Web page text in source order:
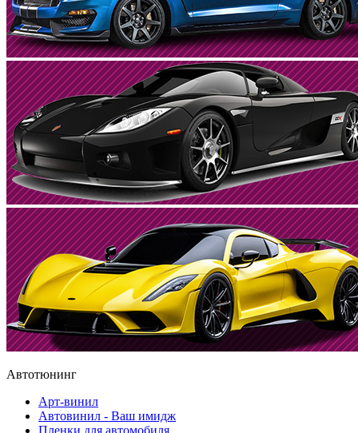
Автотюнинг
Арт-винил
Автовинил - Ваш имидж
Пленки для автомобиля